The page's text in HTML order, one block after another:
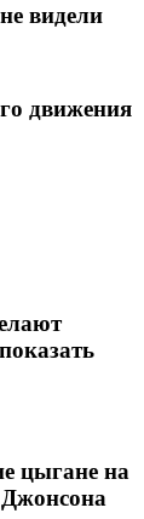
видели
движения
цыгане на